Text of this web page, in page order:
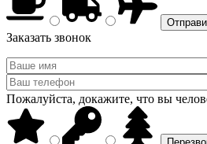
Заказать звонок
Пожалуйста, докажите, что вы